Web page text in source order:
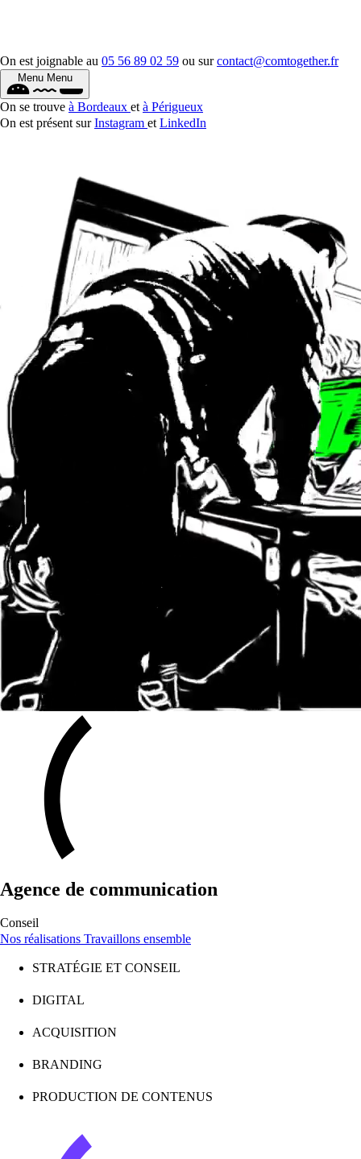
On est joignable au 05 56 89 02 59 ou surcontact@comtogether.fr
Menu Menu
On se trouve à Bordeaux et à Périgueux
On est présent surInstagram et LinkedIn
Agence de communication
Conseil
Nos réalisations Travaillons ensemble
STRATÉGIE ET CONSEIL
DIGITAL
ACQUISITION
BRANDING
PRODUCTION DE CONTENUS